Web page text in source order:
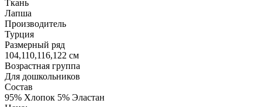
Ткань
Лапша
Производитель
Турция
Размерный ряд
104,110,116,122 см
Возрастная группа
Для дошкольников
Состав
95% Хлопок 5% Эластан